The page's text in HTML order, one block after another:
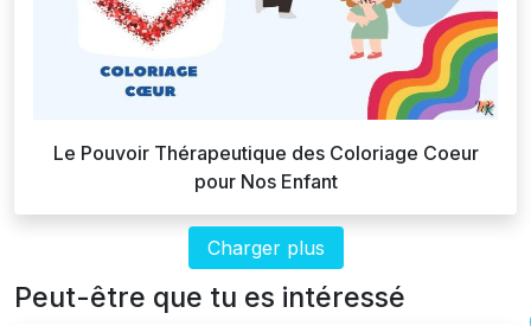
Le Pouvoir Thérapeutique des Coloriage Coeur
pour Nos Enfant
Charger plus
Peut-être que tu es intéressé